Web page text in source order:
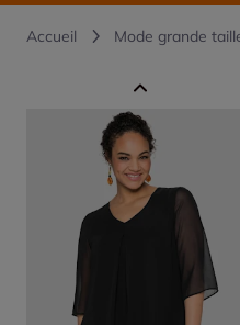
Accueil Mode grande